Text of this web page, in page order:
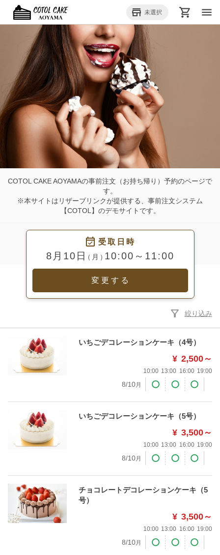
store_mall_directory 未選択 menu
COTOL CAKE AOYAMAの事前注文（お持ち帰り）予約のページで
す。
※本サイトはリザーブリンクが提供する、事前注文システム
【COTOL】のデモサイトです。
受取日時
8月10日 （月）10:00～11:00
変更する
受取日時 （月）10:00～11:00
filter_alt 絞り込み
いちごデコレーションケーキ（4号）
¥ 2,500～
10:00 13:00 16:00 19:00
8/10月
いちごデコレーションケーキ（5号）
¥ 3,500～
10:00 13:00 16:00 19:00
8/10月
チョコレートデコレーションケーキ（5
号）
¥ 3,500～
10:00 13:00 16:00 19:00
8/10月